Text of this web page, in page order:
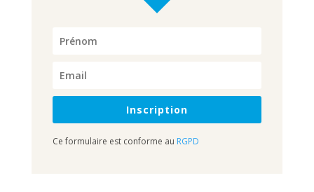
Inscription
Ce formulaire est conforme au RGPD